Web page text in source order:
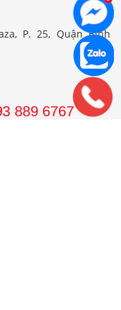
P. 25, Quận Bình